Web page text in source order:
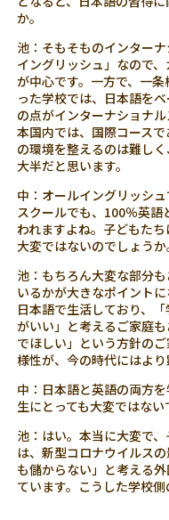
か。
池：そもそものインター
イングリッシュ」なので
が中心です。一方で、一
った学校では、日本語を
の点がインターナショナ
本国内では、国際コース
の環境を整えるのは難し
大半だと思います。
中：オールイングリッシ
スクールでも、100％英
われますよね。子どもたち
大変ではないのでしょうか
池：もちろん大変な部分
いるかが大きなポイント
日本語で生活しており、
がいい」と考えるご家庭
でほしい」という方針の
様性が、今の時代にはより
中：日本語と英語の両方
生にとっても大変ではない
池：はい。本当に大変で
は、新型コロナウイルス
も儲からない」と考える
ています。こうした学校